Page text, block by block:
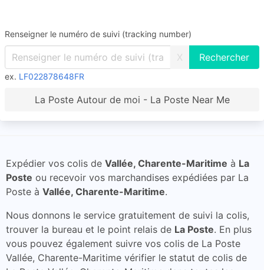
Renseigner le numéro de suivi (tracking number)
X
ex. LF022878648FR
La Poste Autour de moi - La Poste Near Me
Expédier vos colis de Vallée, Charente-Maritime à La
Poste ou recevoir vos marchandises expédiées par La
Poste à Vallée, Charente-Maritime.
Nous donnons le service gratuitement de suivi la colis,
trouver la bureau et le point relais de La Poste. En plus
vous pouvez également suivre vos colis de La Poste
Vallée, Charente-Maritime vérifier le statut de colis de